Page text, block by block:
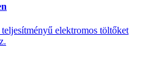
elektromos töltőket